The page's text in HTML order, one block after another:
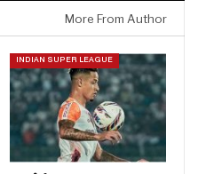
More From Author
INDIAN SUPER LEAGUE